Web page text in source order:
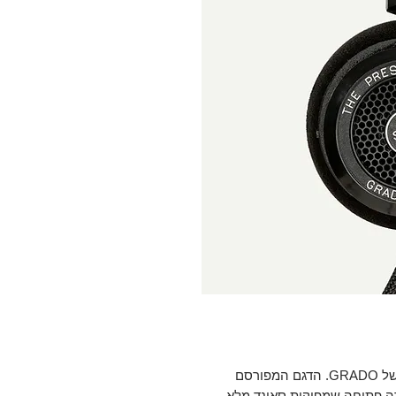
SR80x הן האוזניות שהתחילו את כל הסיפור של GRADO. הדגם המפורסם